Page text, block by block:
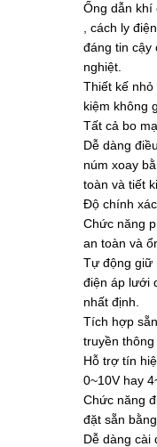
Ống dẫn khí
, cách ly
đáng tin cậy
nghiệt.
Thiết kế
kiệm không
Tất cả bo
Dễ dàng
núm xoay
toàn và tiết
Độ chính
Chức năng
an toàn và
Tự động giữ
điện áp lưới
nhất định.
Tích hợp
truyền thông
Hỗ trợ tín
0~10V hay
Chức năng
đặt sẵn bằng
Dễ dàng cài